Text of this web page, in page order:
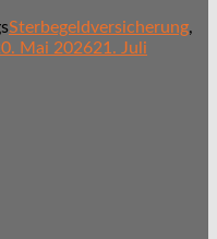
Sterbegeldversicherung,
Mai 202621. Juli